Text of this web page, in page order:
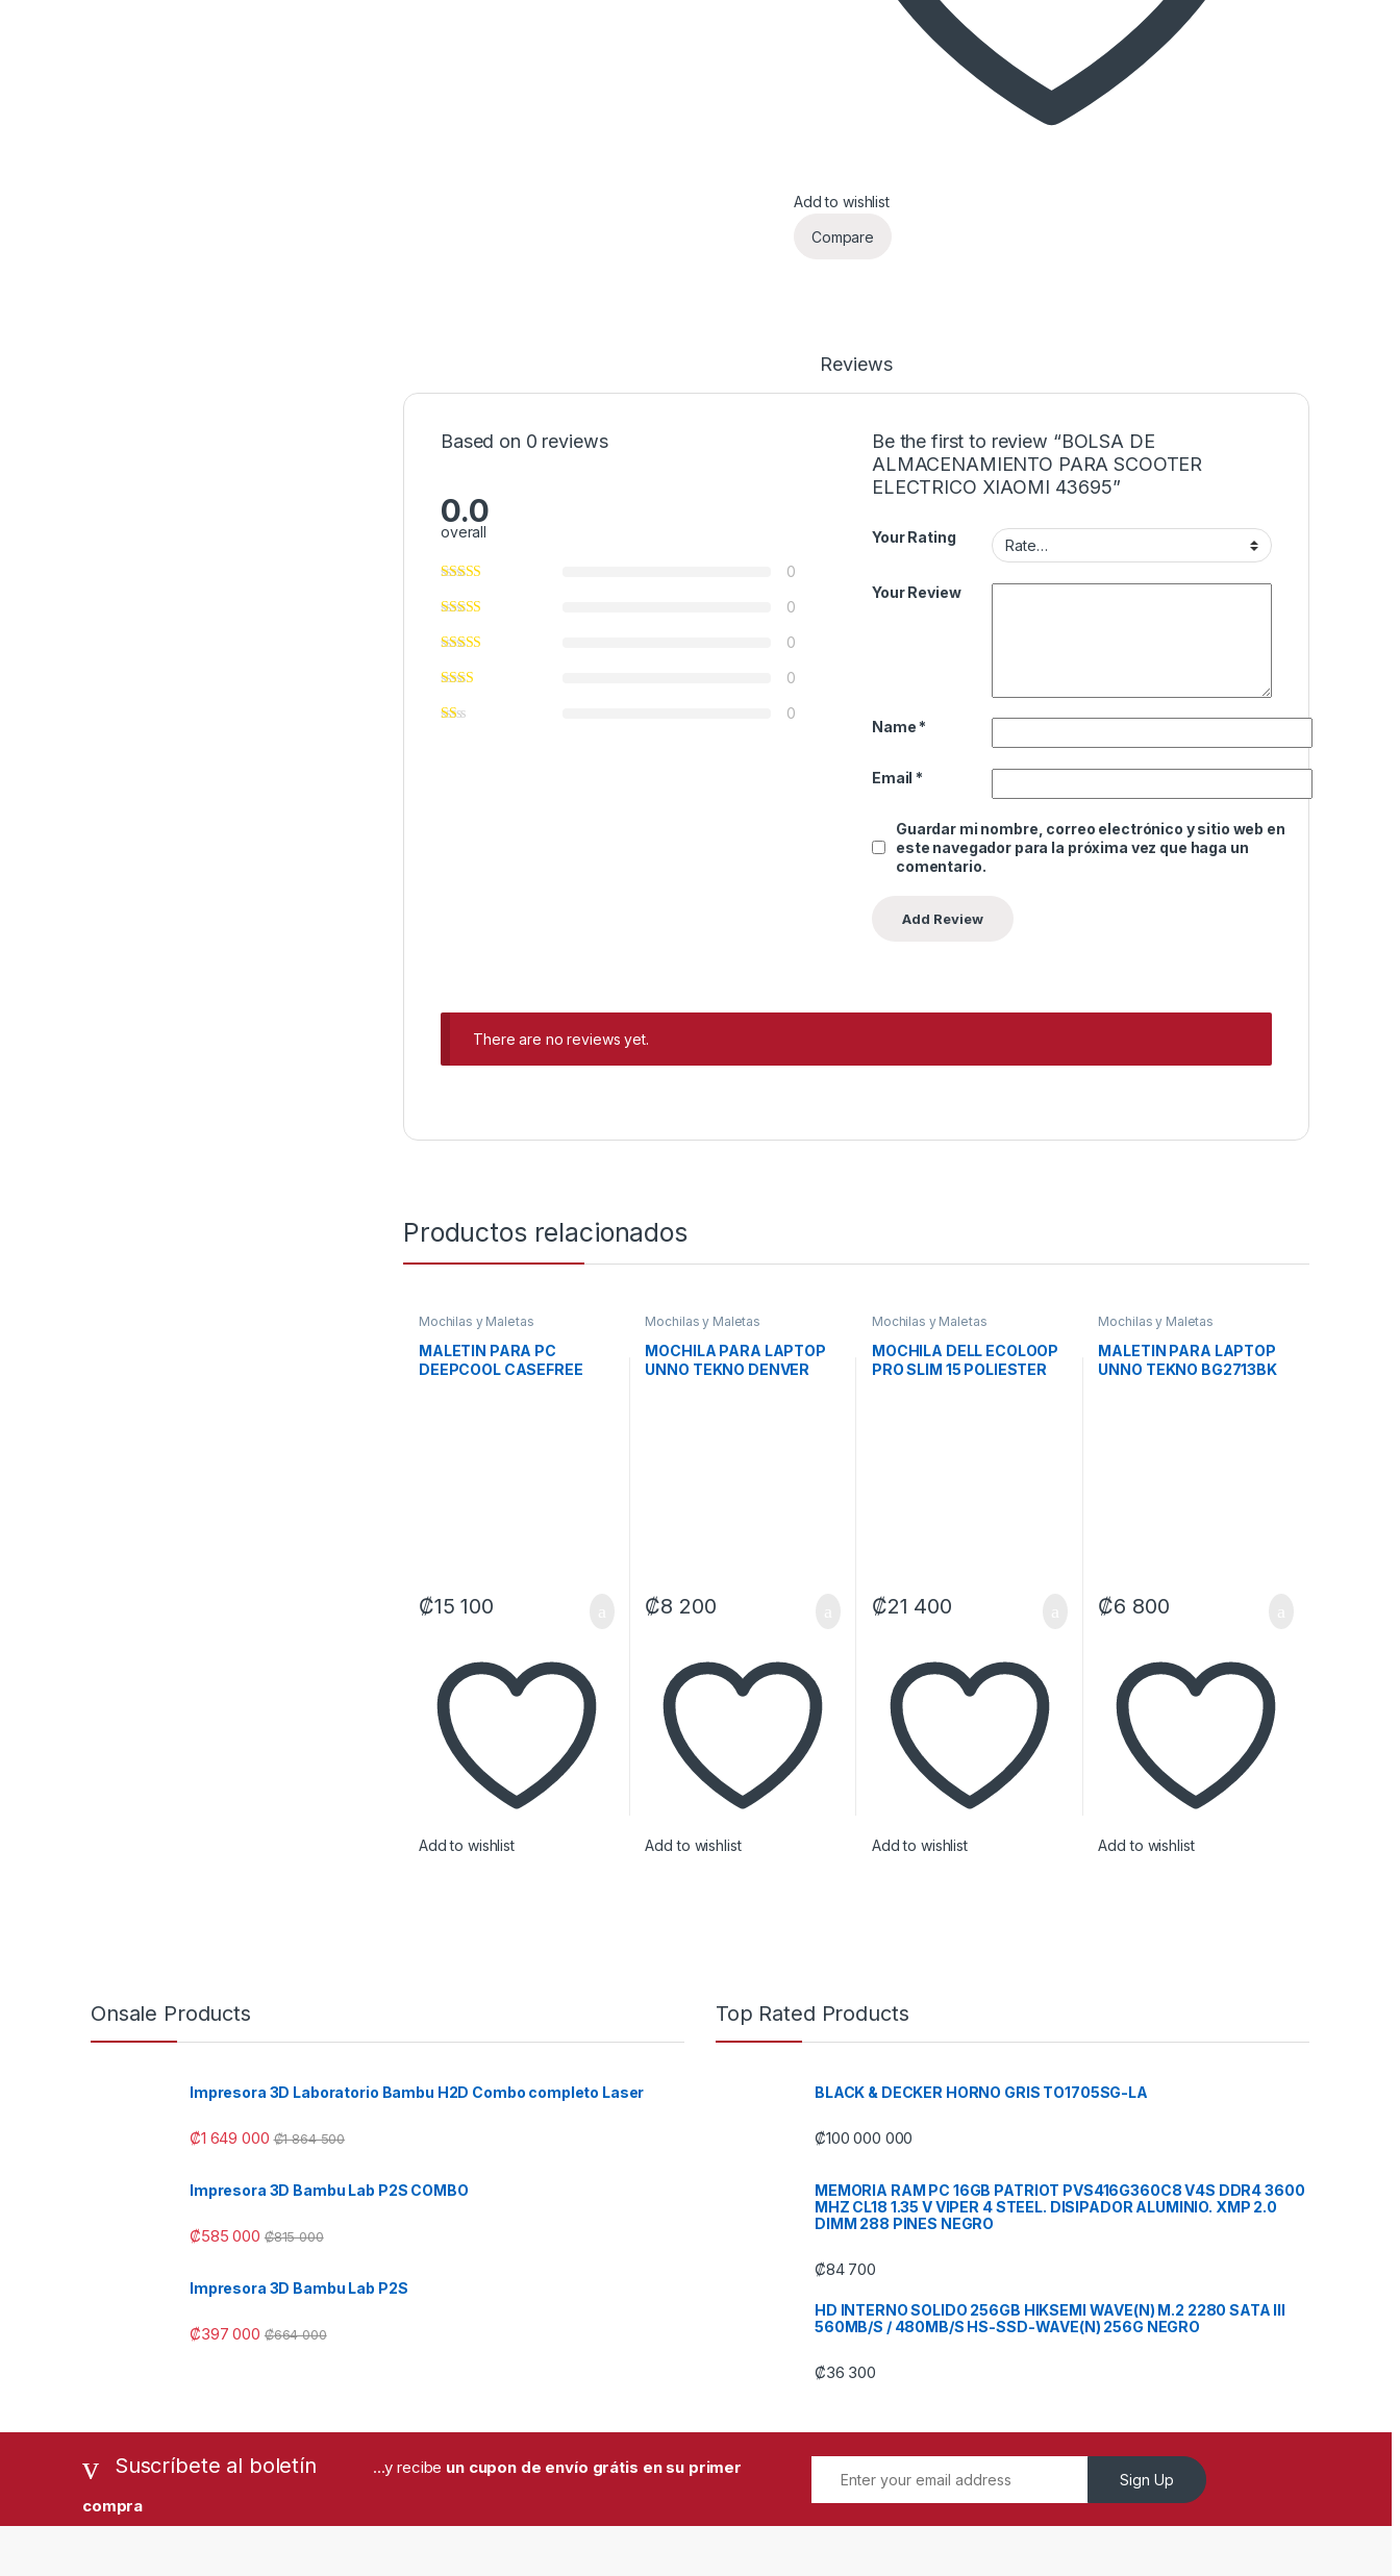
Add to wishlist
Compare
Reviews
Based on 0 reviews
0.0
overall
0
0
0
0
0
Be the first to review “BOLSA DE
ALMACENAMIENTO PARA SCOOTER
ELECTRICO XIAOMI 43695”
Your Rating
Your Review
Name *
Email *
Guardar mi nombre, correo electrónico y sitio web en
este navegador para la próxima vez que haga un
comentario.
There are no reviews yet.
Productos relacionados
Mochilas y Maletas
MALETIN PARA PC
DEEPCOOL CASEFREE
₡15 100
Add to wishlist
Mochilas y Maletas
MOCHILA PARA LAPTOP
UNNO TEKNO DENVER
₡8 200
Add to wishlist
Mochilas y Maletas
MOCHILA DELL ECOLOOP
PRO SLIM 15 POLIESTER
₡21 400
Add to wishlist
Mochilas y Maletas
MALETIN PARA LAPTOP
UNNO TEKNO BG2713BK
₡6 800
Add to wishlist
Onsale Products
Impresora 3D Laboratorio Bambu H2D Combo completo Laser
₡1 649 000 ₡1 864 500
Impresora 3D Bambu Lab P2S COMBO
₡585 000 ₡815 000
Impresora 3D Bambu Lab P2S
₡397 000 ₡664 000
Top Rated Products
BLACK & DECKER HORNO GRIS TO1705SG-LA
₡100 000 000
MEMORIA RAM PC 16GB PATRIOT PVS416G360C8 V4S DDR4 3600
MHZ CL18 1.35 V VIPER 4 STEEL. DISIPADOR ALUMINIO. XMP 2.0
DIMM 288 PINES NEGRO
₡84 700
HD INTERNO SOLIDO 256GB HIKSEMI WAVE(N) M.2 2280 SATA III
560MB/S / 480MB/S HS-SSD-WAVE(N) 256G NEGRO
₡36 300
Suscríbete al boletín ...y recibe un cupon de envío grátis en su primer
compra
Sign Up